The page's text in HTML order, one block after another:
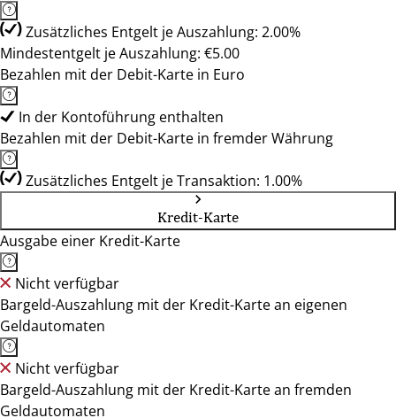
Zusätzliches Entgelt je Auszahlung: 2.00%
Mindestentgelt je Auszahlung: €5.00
Bezahlen mit der Debit-Karte in Euro
In der Kontoführung enthalten
Bezahlen mit der Debit-Karte in fremder Währung
Zusätzliches Entgelt je Transaktion: 1.00%
Kredit-Karte
Ausgabe einer Kredit-Karte
Nicht verfügbar
Bargeld-Auszahlung mit der Kredit-Karte an eigenen
Geldautomaten
Nicht verfügbar
Bargeld-Auszahlung mit der Kredit-Karte an fremden
Geldautomaten